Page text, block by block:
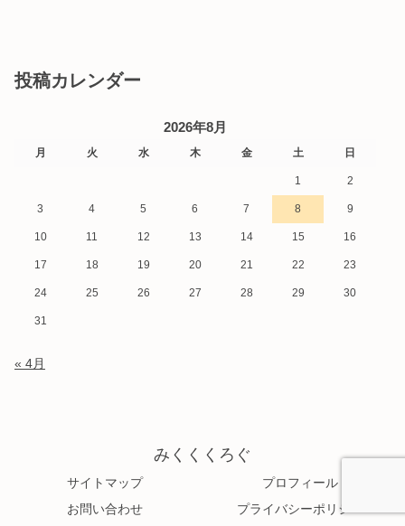
投稿カレンダー
2026年8月
月 火 水 木 金 土 日
1 2
3 4 5 6 7 8 9
10 11 12 13 14 15 16
17 18 19 20 21 22 23
24 25 26 27 28 29 30
31
« 4月
みくくくろぐ
サイトマップ
プロフィール
お問い合わせ
プライバシーポリシー